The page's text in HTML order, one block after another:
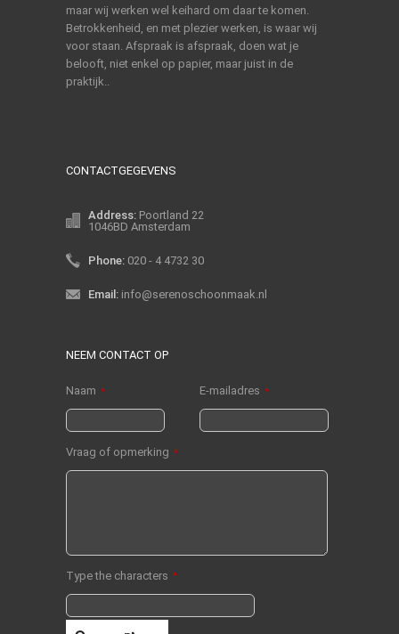
maar wij werken wel keihard om daar te komen.
Betrokkenheid, en met plezier werken, is waar wij
voor staan. Afspraak is afspraak, doen wat je
belooft, niet enkel op papier, maar juist in de
praktijk..
CONTACTGEGEVENS
Address: Poortland 22
1046BD Amsterdam
Phone: 020 - 4 4732 30
Email: info@serenoschoonmaak.nl
NEEM CONTACT OP
Naam * E-mailadres *
Vraag of opmerking *
Type the characters *